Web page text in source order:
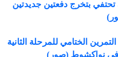
تحتفي بتخرج دفعتين جديدتين
الختامي للمرحلة الثانية
في نواكشوط (صور)